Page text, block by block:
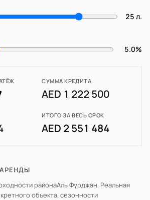
25 л.
5.0%
СУММА КРЕДИТА
AED 1 222 500
ИТОГО ЗА ВЕСЬ СРОК
AED 2 551 484
районаАль Фурджан. Реальная
объекта, сезонности